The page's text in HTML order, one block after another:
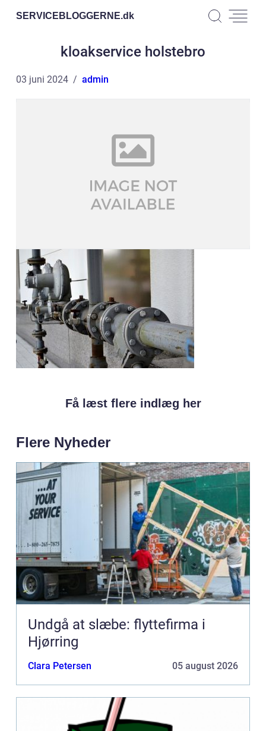
SERVICEBLOGGERNE.dk
kloakservice holstebro
03 juni 2024 admin
Få læst flere indlæg her
Flere Nyheder
Undgå at slæbe: flyttefirma i
Hjørring
Clara Petersen 05 august 2026